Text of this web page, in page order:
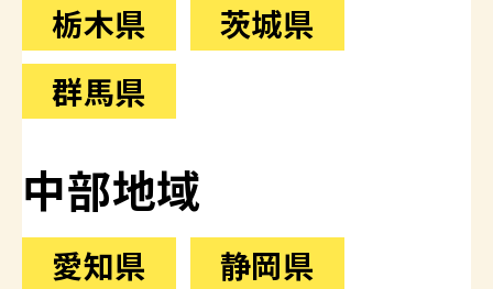
栃木県
茨城県
群馬県
中部地域
愛知県
静岡県